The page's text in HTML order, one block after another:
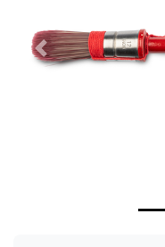
Vorige